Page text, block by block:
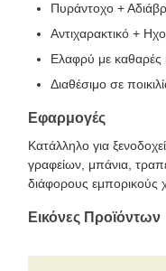
Πυράντοχο +
Αντιχαρακτικό +
Ελαφρύ με καθαρές
Διαθέσιμο σε
Εφαρμογές
Κατάλληλο για
γραφείων, μπάνια,
διάφορους εμπορικούς
Εικόνες Προϊόντων